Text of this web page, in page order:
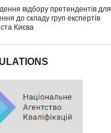
відбору претендентів для
до складу груп експертів
Києва